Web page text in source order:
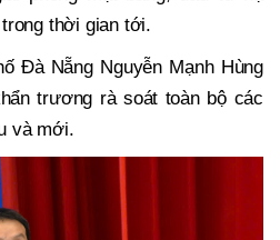
thời gian tới.
Đà Nẵng Nguyễn Mạnh Hùng
trương rà soát toàn bộ các
và mới.